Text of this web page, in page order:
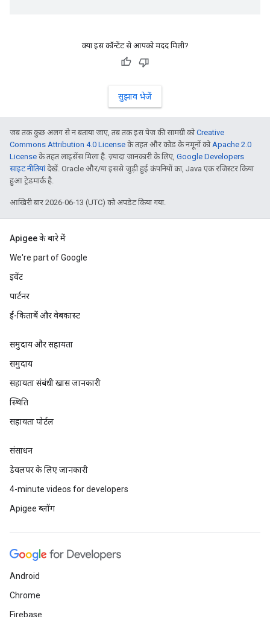
क्या इस कॉन्टेंट से आपको मदद मिली?
सुझाव भेजें
जब तक कुछ अलग से न बताया जाए, तब तक इस पेज की सामग्री कोCreative
Commons Attribution 4.0 License के तहत और कोड के नमूनों कोApache 2.0
License के तहत लाइसेंस मिला है. ज़्यादा जानकारी के लिए, Google Developers
साइट नीतियांदेखें. Oracle और/या इससे जुड़ी हुई कंपनियों का, Java एक रजिस्टर किया
हुआ ट्रेडमार्क है.
आखिरी बार 2026-06-13 (UTC) को अपडेट किया गया.
Apigee के बारे में
We're part of Google
इवेंट
पार्टनर
ई-किताबें और वेबकास्ट
समुदाय और सहायता
समुदाय
सहायता संबंधी खास जानकारी
स्थिति
सहायता पोर्टल
संसाधन
डेवलपर के लिए जानकारी
4-minute videos for developers
Apigee ब्लॉग
Android
Chrome
Firebase